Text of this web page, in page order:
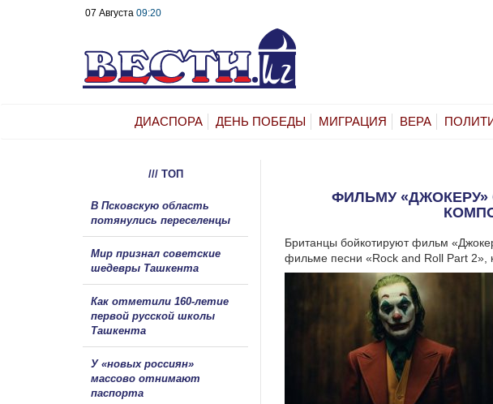
07 Августа 09:20
ДИАСПОРА ДЕНЬ ПОБЕДЫ МИГРАЦИЯ ВЕРА
ФИЛЬМУ
Британцы бойкотируют фильм
фильме песни «Rock and Roll Part
/// ТОП
В Псковскую область
потянулись переселенцы
Мир признал советские
шедевры Ташкента
Как отметили 160-летие
первой русской школы
Ташкента
У «новых россиян»
массово отнимают
паспорта